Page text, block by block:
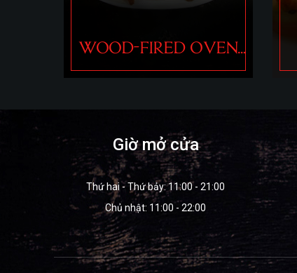
ANTIPASTI -
APPETIZERS
Giờ mở cửa
Thứ hai - Thứ bảy: 11:00 - 21:00
Chủ nhật: 11:00 - 22:00